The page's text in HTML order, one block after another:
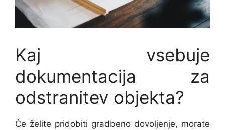
Kaj vsebuje
dokumentacija za
odstranitev objekta?
Če želite pridobiti gradbeno dovoljenje, morate